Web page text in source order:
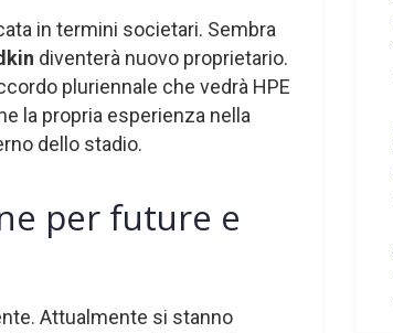
in termini societari. Sembra
diventerà nuovo proprietario.
pluriennale che vedrà HPE
la propria esperienza nella
dello stadio.
per future e
Attualmente si stanno